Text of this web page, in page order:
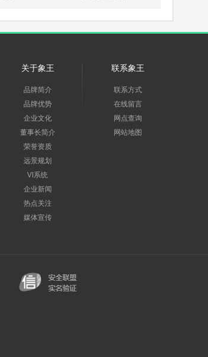
关于象王
品牌简介
品牌优势
企业文化
董事长简介
荣誉资质
远景规划
VI系统
企业新闻
热点关注
媒体宣传
联系象王
联系方式
在线留言
网点查询
网站地图